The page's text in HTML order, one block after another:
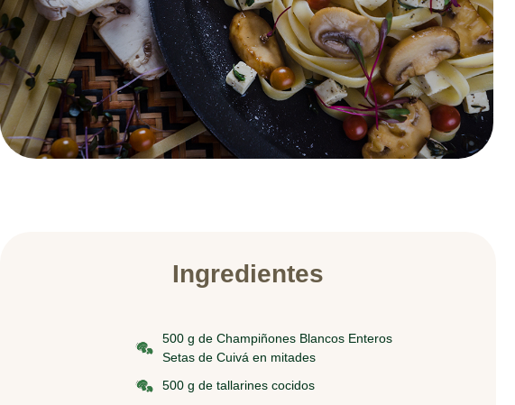
Ingredientes
500 g de Champiñones Blancos Enteros
Setas de Cuivá en mitades
500 g de tallarines cocidos